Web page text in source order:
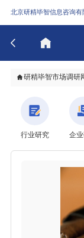
北京研精毕智信息咨询有
研精毕智市场调研
行业研究 企